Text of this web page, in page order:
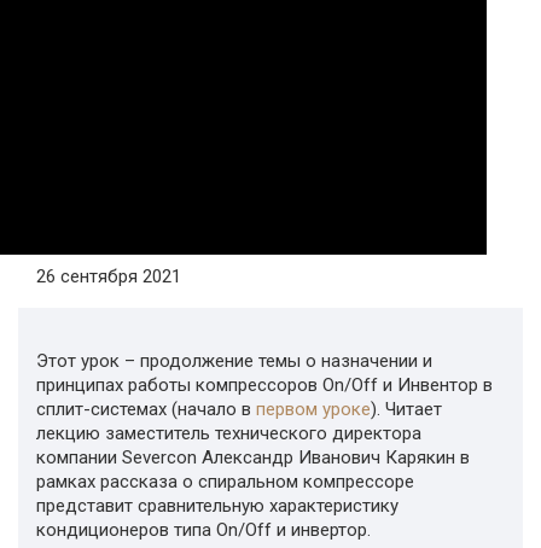
26 сентября 2021
Этот урок – продолжение темы о назначении и
принципах работы компрессоров On/Off и Инвентор в
сплит-системах (начало в первом уроке). Читает
лекцию заместитель технического директора
компании Severcon Александр Иванович Карякин в
рамках рассказа о спиральном компрессоре
представит сравнительную характеристику
кондиционеров типа On/Off и инвертор.